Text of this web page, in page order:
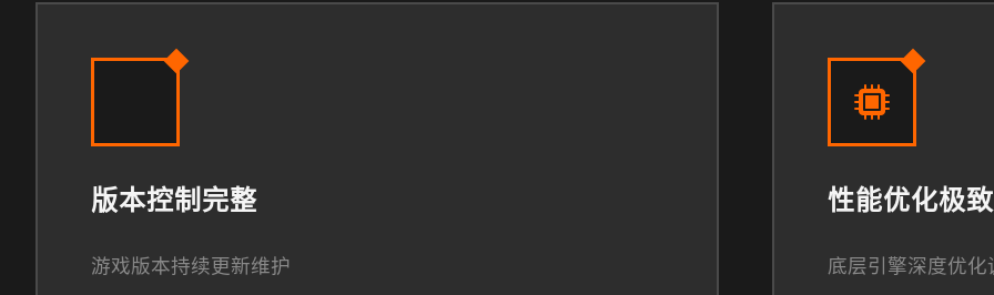
版本控制完整
游戏版本持续更新维护
性能优化极致
底层引擎深度优化